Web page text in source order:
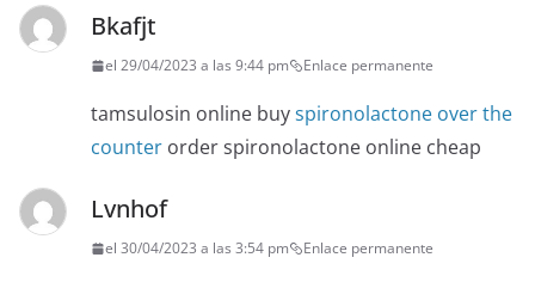
Bkafjt
el 29/04/2023 a las 9:44 pm Enlace permanente
tamsulosin online buyspironolactone over the
counter order spironolactone online cheap
Lvnhof
el 30/04/2023 a las 3:54 pm Enlace permanente